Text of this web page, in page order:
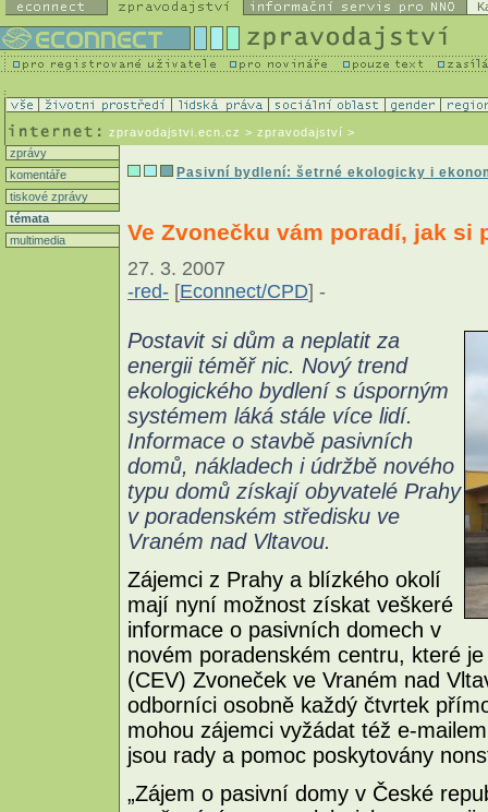
zpravodajstvi.ecn.cz > zpravodajství >
zprávy
komentáře
tiskové zprávy
témata
multimedia
Pasivní bydlení: šetrné ekologicky i
Ve Zvonečku vám poradí, jak si
27. 3. 2007
-red- [Econnect/CPD] -
Postavit si dům a neplatit za
energii téměř nic. Nový trend
ekologického bydlení s úsporným
systémem láká stále více lidí.
Informace o stavbě pasivních
domů, nákladech i údržbě nového
typu domů získají obyvatelé Prahy
v poradenském středisku ve
Vraném nad Vltavou.
Zájemci z Prahy a blízkého okolí
mají nyní možnost získat veškeré
informace o pasivních domech v
novém poradenském centru, které
(CEV) Zvoneček ve Vraném nad
odborníci osobně každý čtvrtek
mohou zájemci vyžádat též e-
jsou rady a pomoc poskytovány
„Zájem o pasivní domy v České